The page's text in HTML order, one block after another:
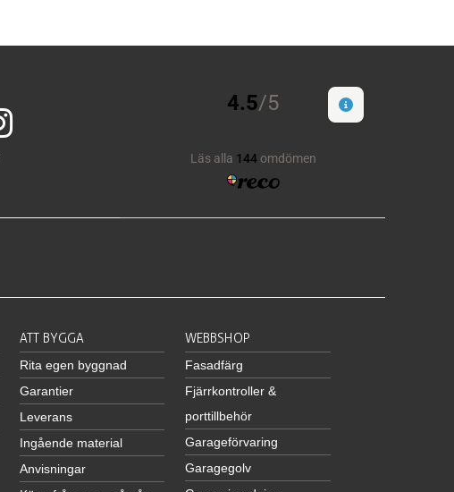
ATT BYGGA
Rita egen byggnad
Garantier
Leverans
Ingående material
Anvisningar
WEBBSHOP
Fasadfärg
Fjärrkontroller &
porttillbehör
Garageförvaring
Garagegolv